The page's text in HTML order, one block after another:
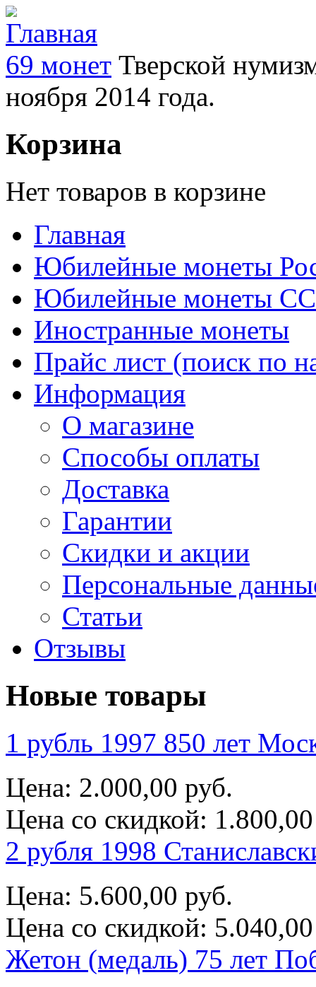
69 монет Тверской
ноября 2014 года.
Корзина
Нет товаров в корзине
Главная
Юбилейные монеты
Юбилейные монеты
Иностранные монеты
Прайс лист (поиск по
Информация
О магазине
Способы оплаты
Доставка
Гарантии
Скидки и акции
Персональные
Статьи
Отзывы
Новые товары
1 рубль 1997 850 лет
Цена: 2.000,00 руб.
Цена со скидкой:
2 рубля 1998
Цена: 5.600,00 руб.
Цена со скидкой:
Жетон (медаль) 75 лет